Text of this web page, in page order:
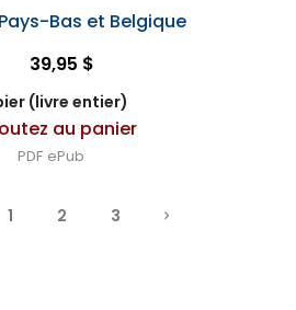
Bas et Belgique
39,95 $
(livre entier)
au panier
PDF ePub
1 2 3